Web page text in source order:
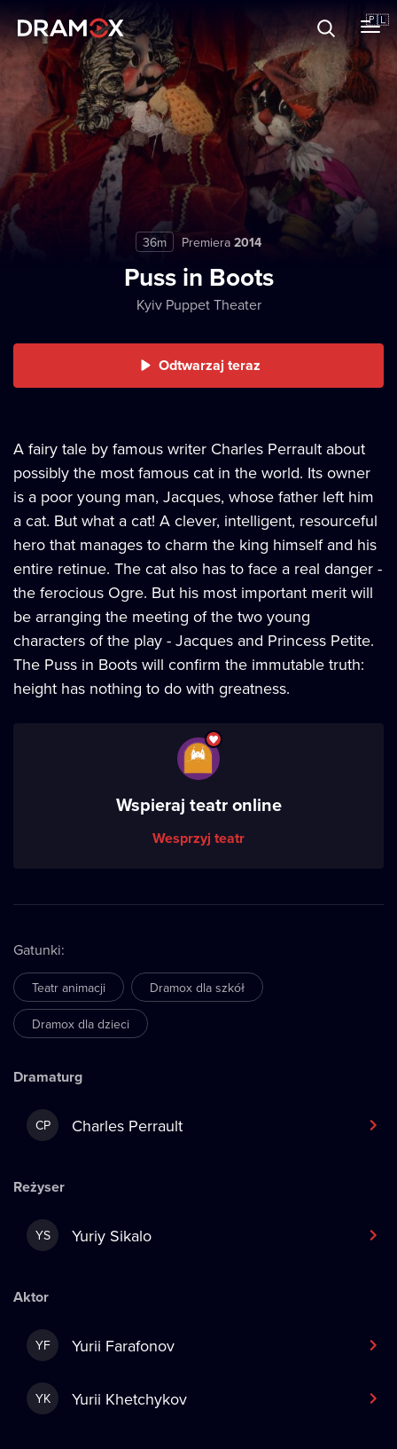
🇵🇱
Karty podarunkowe
Zarejestruj się
36m Premiera 2014
Puss in Boots
Kyiv Puppet Theater
Odtwarzaj teraz
A fairy tale by famous writer Charles Perrault about
possibly the most famous cat in the world. Its owner
is a poor young man, Jacques, whose father left him
a cat. But what a cat! A clever, intelligent, resourceful
hero that manages to charm the king himself and his
entire retinue. The cat also has to face a real danger -
the ferocious Ogre. But his most important merit will
be arranging the meeting of the two young
characters of the play - Jacques and Princess Petite.
The Puss in Boots will confirm the immutable truth:
height has nothing to do with greatness.
Wspieraj teatr online
Wesprzyj teatr
Gatunki:
Teatr animacji Dramox dla szkół
Dramox dla dzieci
Dramaturg
CP Charles Perrault
Reżyser
YS Yuriy Sikalo
Aktor
YF Yurii Farafonov
YK Yurii Khetchykov